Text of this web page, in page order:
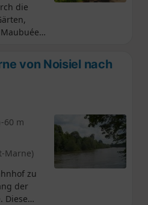
die
die
Parc
de
im
von Noisiel nach
-60 m
Marne)
zu
der
Diese